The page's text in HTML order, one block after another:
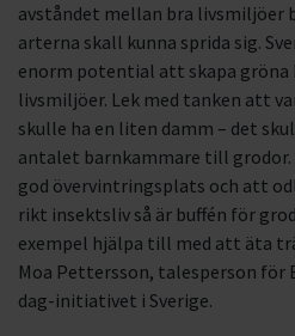
avståndet mellan bra
arterna skall kunna sprida sig.
enorm potential att skapa gröna
livsmiljöer. Lek med tanken att
skulle ha en liten damm – det
antalet barnkammare till grodor.
god övervintringsplats och att
rikt insektsliv så är buffén för
exempel hjälpa till med att äta
Moa Pettersson, talesperson för
dag-initiativet i Sverige.